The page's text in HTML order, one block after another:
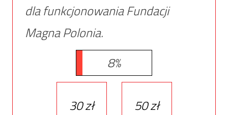
dla funkcjonowania Fundacji
Magna Polonia.
8%
30 zł 50 zł